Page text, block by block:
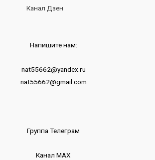
Канал Дзен
Напишите нам:
nat55662@yandex.ru
nat55662@gmail.com
Группа Телеграм
Канал МАХ